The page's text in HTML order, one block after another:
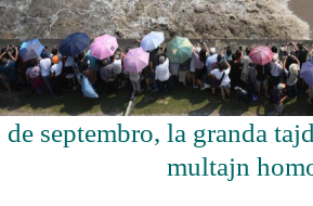
de septembro, la granda
multajn